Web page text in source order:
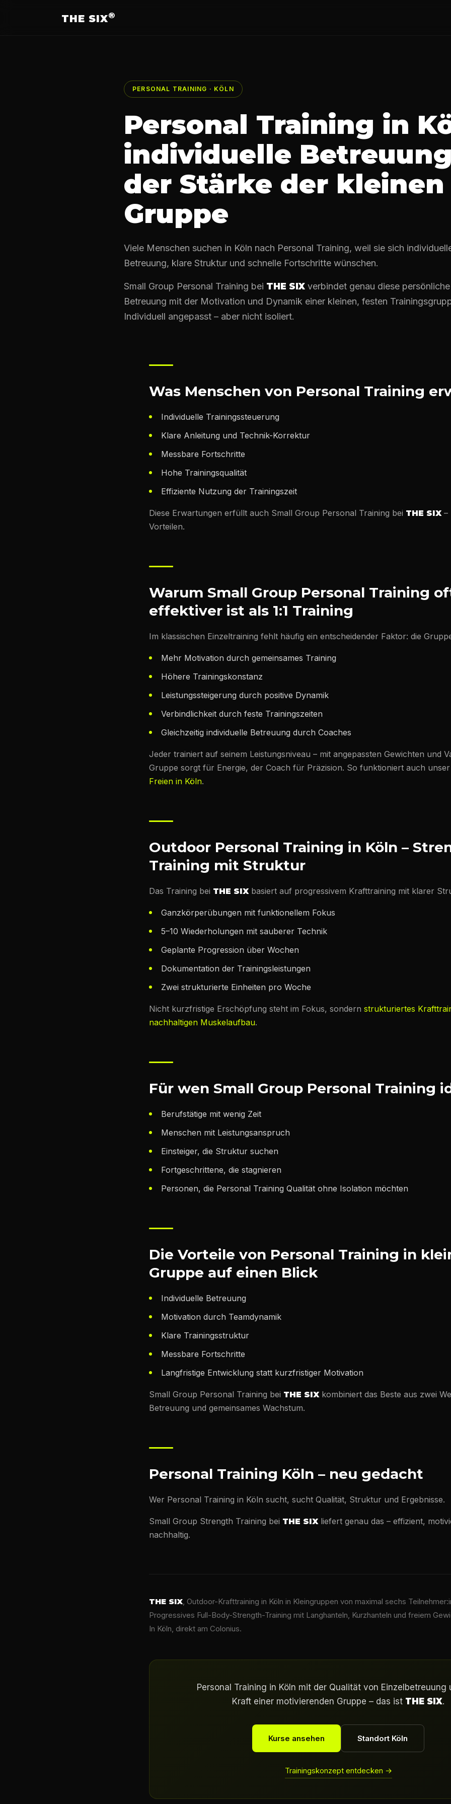
THE SIX®
PERSONAL TRAINING · KÖLN
Personal Training in
individuelle
der Stärke der kleinen
Gruppe
Viele Menschen suchen in Köln nach Personal Training, weil sie sich
Betreuung, klare Struktur und schnelle Fortschritte wünschen.
Small Group Personal Training bei THE SIX verbindet genau diese persönliche
Betreuung mit der Motivation und Dynamik einer kleinen, festen
Individuell angepasst – aber nicht isoliert.
Was Menschen von Personal Training
Individuelle Trainingssteuerung
Klare Anleitung und Technik-Korrektur
Messbare Fortschritte
Hohe Trainingsqualität
Effiziente Nutzung der Trainingszeit
Diese Erwartungen erfüllt auch Small Group Personal Training bei THE SIX–
Vorteilen.
Warum Small Group Personal Training
effektiver ist als 1:1 Training
Im klassischen Einzeltraining fehlt häufig ein entscheidender Faktor: die
Mehr Motivation durch gemeinsames Training
Höhere Trainingskonstanz
Leistungssteigerung durch positive Dynamik
Verbindlichkeit durch feste Trainingszeiten
Gleichzeitig individuelle Betreuung durch Coaches
Jeder trainiert auf seinem Leistungsniveau – mit angepassten Gewichten und
Gruppe sorgt für Energie, der Coach für Präzision. So funktioniert auch
Freien in Köln.
Outdoor Personal Training in Köln –
Training mit Struktur
Das Training bei THE SIXbasiert auf progressivem Krafttraining mit klarer
Ganzkörperübungen mit funktionellem Fokus
5–10 Wiederholungen mit sauberer Technik
Geplante Progression über Wochen
Dokumentation der Trainingsleistungen
Zwei strukturierte Einheiten pro Woche
Nicht kurzfristige Erschöpfung steht im Fokus, sondern strukturiertes
nachhaltigen Muskelaufbau.
Für wen Small Group Personal Training
Berufstätige mit wenig Zeit
Menschen mit Leistungsanspruch
Einsteiger, die Struktur suchen
Fortgeschrittene, die stagnieren
Personen, die Personal Training Qualität ohne Isolation möchten
Die Vorteile von Personal Training in
Gruppe auf einen Blick
Individuelle Betreuung
Motivation durch Teamdynamik
Klare Trainingsstruktur
Messbare Fortschritte
Langfristige Entwicklung statt kurzfristiger Motivation
Small Group Personal Training bei THE SIXkombiniert das Beste aus zwei
Betreuung und gemeinsames Wachstum.
Personal Training Köln – neu gedacht
Wer Personal Training in Köln sucht, sucht Qualität, Struktur und Ergebnisse.
Small Group Strength Training bei THE SIXliefert genau das – effizient,
nachhaltig.
THE SIX, Outdoor-Krafttraining in Köln in Kleingruppen von maximal sechs
Progressives Full-Body-Strength-Training mit Langhanteln, Kurzhanteln und freiem
In Köln, direkt am Colonius.
Personal Training in Köln mit der Qualität von Einzelbetreuung
Kraft einer motivierenden Gruppe – das ist THE SIX.
Kurse ansehen Standort Köln
Trainingskonzept entdecken →